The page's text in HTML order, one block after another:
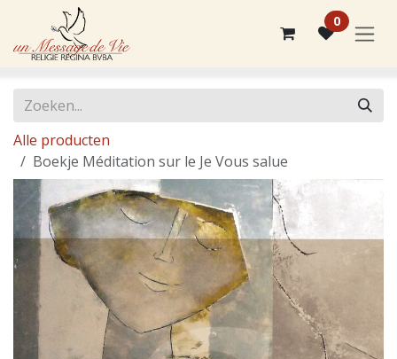
Overslaan naar inhoud
0
Alle producten
Boekje Méditation sur le Je Vous salue